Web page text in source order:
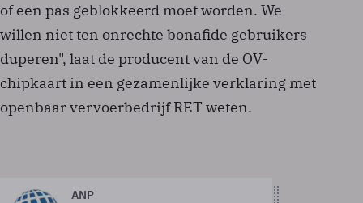
of een pas geblokkeerd moet worden. We
willen niet ten onrechte bonafide gebruikers
duperen", laat de producent van de OV-
chipkaart in een gezamenlijke verklaring met
openbaar vervoerbedrijf RET weten.
ANP